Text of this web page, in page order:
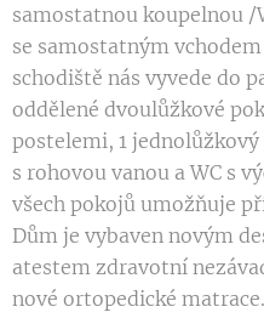
samostatnou koupelnou /
se samostatným
schodiště nás vyvede do
oddělené dvoulůžkové
postelemi, 1
s rohovou vanou a WC s
všech pokojů umožňuje
Dům je vybaven novým
atestem zdravotní
nové ortopedické matrace.